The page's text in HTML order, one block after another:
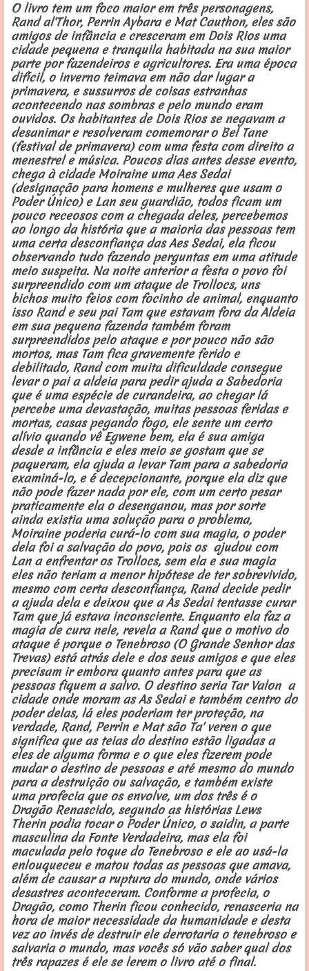
O livro tem um foco maior em três personagens,
Rand al'Thor, Perrin Aybara e Mat Cauthon, eles são
amigos de infância e cresceram em Dois Rios uma
cidade pequena e tranquila habitada na sua maior
parte por fazendeiros e agricultores. Era uma época
difícil, o inverno teimava em não dar lugar a
primavera, e sussurros de coisas estranhas
acontecendo nas sombras e pelo mundo eram
ouvidos. Os habitantes de Dois Rios se negavam a
desanimar e resolveram comemorar o Bel Tane
(festival de primavera) com uma festa com direito a
menestrel e música. Poucos dias antes desse evento,
chega à cidade Moiraine uma Aes Sedai
(designação para homens e mulheres que usam o
Poder Único) e Lan seu guardião, todos ficam um
pouco receosos com a chegada deles, percebemos
ao longo da história que a maioria das pessoas tem
uma certa desconfiança das Aes Sedai, ela ficou
observando tudo fazendo perguntas em uma atitude
meio suspeita. Na noite anterior a festa o povo foi
surpreendido com um ataque de Trollocs, uns
bichos muito feios com focinho de animal, enquanto
isso Rand e seu pai Tam que estavam fora da Aldeia
em sua pequena fazenda também foram
surpreendidos pelo ataque e por pouco não são
mortos, mas Tam fica gravemente ferido e
debilitado, Rand com muita dificuldade consegue
levar o pai a aldeia para pedir ajuda a Sabedoria
que é uma espécie de curandeira, ao chegar lá
percebe uma devastação, muitas pessoas feridas e
mortas, casas pegando fogo, ele sente um certo
alívio quando vê Egwene bem, ela é sua amiga
desde a infância e eles meio se gostam que se
paqueram, ela ajuda a levar Tam para a sabedoria
examiná-lo, e é decepcionante, porque ela diz que
não pode fazer nada por ele, com um certo pesar
praticamente ela o desenganou, mas por sorte
ainda existia uma solução para o problema,
Moiraine poderia curá-lo com sua magia, o poder
dela foi a salvação do povo, pois os ajudou com
Lan a enfrentar os Trollocs, sem ela e sua magia
eles não teriam a menor hipótese de ter sobrevivido,
mesmo com certa desconfiança, Rand decide pedir
a ajuda dela e deixou que a As Sedai tentasse curar
Tam que já estava inconsciente. Enquanto ela faz a
magia de cura nele, revela a Rand que o motivo do
ataque é porque o Tenebroso (O Grande Senhor das
Trevas) está atrás dele e dos seus amigos e que eles
precisam ir embora quanto antes para que as
pessoas fiquem a salvo. O destino seria Tar Valon a
cidade onde moram as As Sedai e também centro do
poder delas, lá eles poderiam ter proteção, na
verdade, Rand, Perrin e Mat são Ta' veren o que
significa que as teias do destino estão ligadas a
eles de alguma forma e o que eles fizerem pode
mudar o destino de pessoas e até mesmo do mundo
para a destruição ou salvação, e também existe
uma profecia que os envolve, um dos três é o
Dragão Renascido, segundo as histórias Lews
Therin podia tocar o Poder Único, o saidin, a parte
masculina da Fonte Verdadeira, mas ela foi
maculada pelo toque do Tenebroso e ele ao usá-la
enlouqueceu e matou todas as pessoas que amava,
além de causar a ruptura do mundo, onde vários
desastres aconteceram. Conforme a profecia, o
Dragão, como Therin ficou conhecido, renasceria na
hora de maior necessidade da humanidade e desta
vez ao invés de destruir ele derrotaria o tenebroso e
salvaria o mundo, mas vocês só vão saber qual dos
três rapazes é ele se lerem o livro até o final.